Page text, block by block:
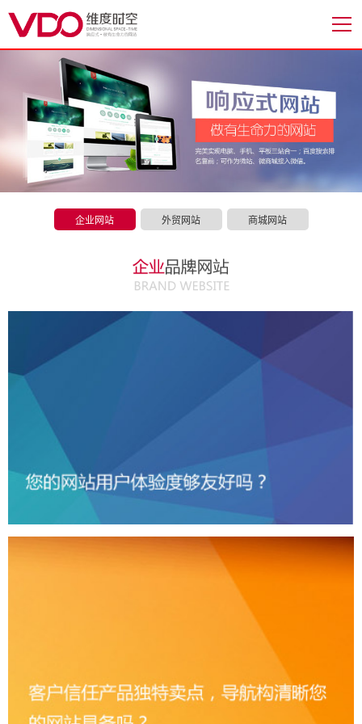
企业网站 外贸网站 商城网站